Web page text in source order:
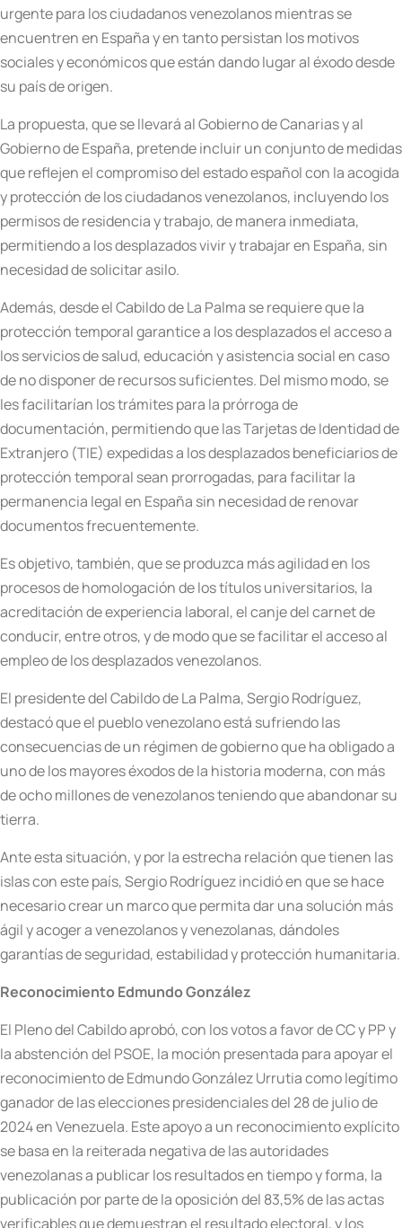
urgente para los ciudadanos venezolanos mientras se
encuentren en España y en tanto persistan los motivos
sociales y económicos que están dando lugar al éxodo desde
su país de origen.
La propuesta, que se llevará al Gobierno de Canarias y al
Gobierno de España, pretende incluir un conjunto de medidas
que reflejen el compromiso del estado español con la acogida
y protección de los ciudadanos venezolanos, incluyendo los
permisos de residencia y trabajo, de manera inmediata,
permitiendo a los desplazados vivir y trabajar en España, sin
necesidad de solicitar asilo.
Además, desde el Cabildo de La Palma se requiere que la
protección temporal garantice a los desplazados el acceso a
los servicios de salud, educación y asistencia social en caso
de no disponer de recursos suficientes. Del mismo modo, se
les facilitarían los trámites para la prórroga de
documentación, permitiendo que las Tarjetas de Identidad de
Extranjero (TIE) expedidas a los desplazados beneficiarios de
protección temporal sean prorrogadas, para facilitar la
permanencia legal en España sin necesidad de renovar
documentos frecuentemente.
Es objetivo, también, que se produzca más agilidad en los
procesos de homologación de los títulos universitarios, la
acreditación de experiencia laboral, el canje del carnet de
conducir, entre otros, y de modo que se facilitar el acceso al
empleo de los desplazados venezolanos.
El presidente del Cabildo de La Palma, Sergio Rodríguez,
destacó que el pueblo venezolano está sufriendo las
consecuencias de un régimen de gobierno que ha obligado a
uno de los mayores éxodos de la historia moderna, con más
de ocho millones de venezolanos teniendo que abandonar su
tierra.
Ante esta situación, y por la estrecha relación que tienen las
islas con este país, Sergio Rodríguez incidió en que se hace
necesario crear un marco que permita dar una solución más
ágil y acoger a venezolanos y venezolanas, dándoles
garantías de seguridad, estabilidad y protección humanitaria.
Reconocimiento Edmundo González
El Pleno del Cabildo aprobó, con los votos a favor de CC y PP y
la abstención del PSOE, la moción presentada para apoyar el
reconocimiento de Edmundo González Urrutia como legítimo
ganador de las elecciones presidenciales del 28 de julio de
2024 en Venezuela. Este apoyo a un reconocimiento explícito
se basa en la reiterada negativa de las autoridades
venezolanas a publicar los resultados en tiempo y forma, la
publicación por parte de la oposición del 83,5% de las actas
verificables que demuestran el resultado electoral, y los